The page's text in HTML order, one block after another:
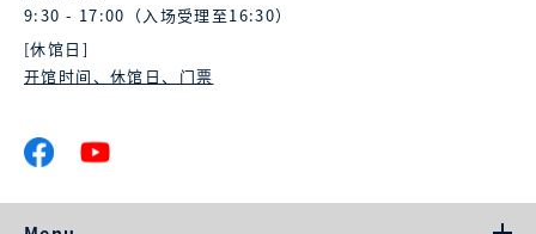
9:30 - 17:00（入场受理至16:30）
[休馆日]
开馆时间、休馆日、门票